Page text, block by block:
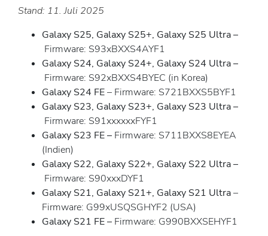
Stand: 11. Juli 2025
Galaxy S25, Galaxy S25+, Galaxy S25 Ultra–
Firmware: S93xBXXS4AYF1
Galaxy S24, Galaxy S24+, Galaxy S24 Ultra–
Firmware: S92xBXXS4BYEC (in Korea)
Galaxy S24 FE– Firmware: S721BXXS5BYF1
Galaxy S23, Galaxy S23+, Galaxy S23 Ultra–
Firmware: S91xxxxxxFYF1
Galaxy S23 FE– Firmware: S711BXXS8EYEA
(Indien)
Galaxy S22, Galaxy S22+, Galaxy S22 Ultra–
Firmware: S90xxxDYF1
Galaxy S21, Galaxy S21+, Galaxy S21 Ultra–
Firmware: G99xUSQSGHYF2 (USA)
Galaxy S21 FE– Firmware: G990BXXSEHYF1